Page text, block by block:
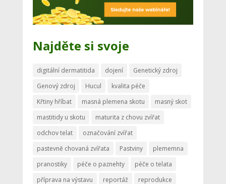
Najděte si svoje
digitální dermatitida dojení
Genetický zdroj
Genový zdroj
Hucul
kvalita péče
Křtiny hříbat
masná plemena skotu
masný skot
mastitidy u skotu
maturita z chovu zvířat
odchov telat
označování zvířat
pastevně chovaná zvířata
Pastviny
plememna
pranostiky
péče o paznehty
péče o telata
příprava na výstavu
reportáž reprodukce